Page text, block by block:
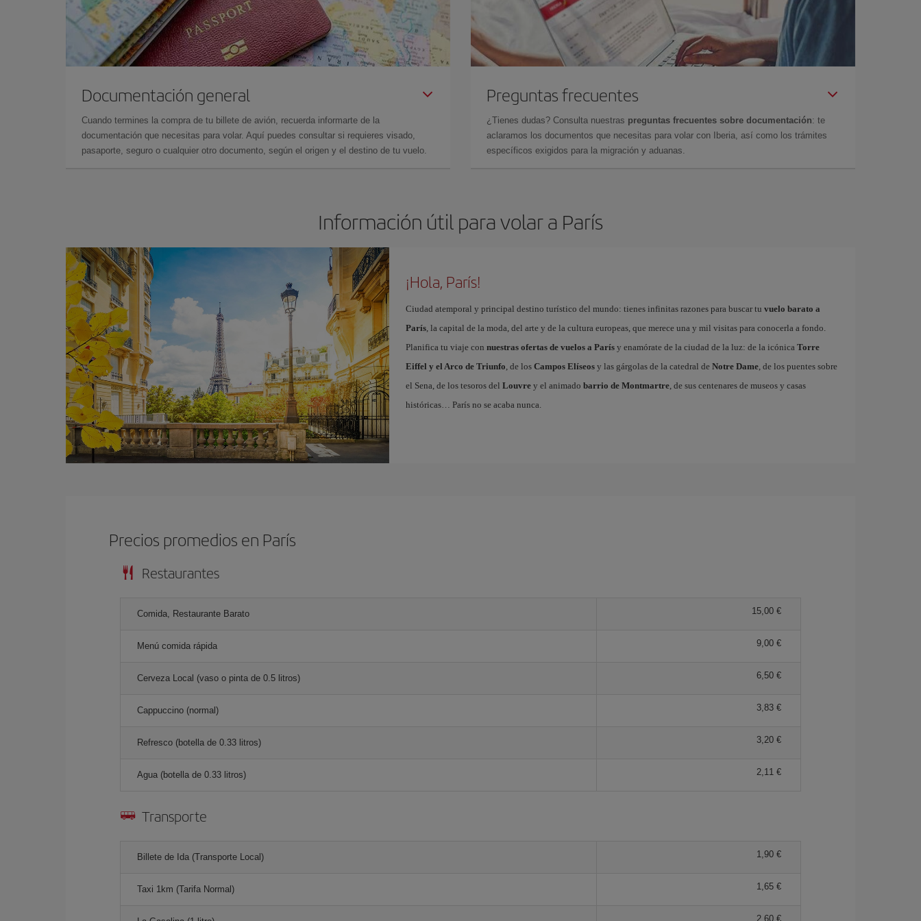
Documentación general
Cuando termines la compra de tu billete de avión, recuerda informarte de la
documentación que necesitas para volar. Aquí puedes consultar si requieres visado,
pasaporte, seguro o cualquier otro documento, según el origen y el destino de tu vuelo.
Preguntas frecuentes
¿Tienes dudas? Consulta nuestras preguntas frecuentes sobre documentación: te
aclaramos los documentos que necesitas para volar con Iberia, así como los trámites
específicos exigidos para la migración y aduanas.
Información útil para volar a París
¡Hola, París!
Ciudad atemporal y principal destino turístico del mundo: tienes infinitas razones para buscar tu vuelo barato a
París, la capital de la moda, del arte y de la cultura europeas, que merece una y mil visitas para conocerla a fondo.
Planifica tu viaje con nuestras ofertas de vuelos a Parísy enamórate de la ciudad de la luz: de la icónica Torre
Eiffel y el Arco de Triunfo, de los Campos Elíseosy las gárgolas de la catedral de Notre Dame, de los puentes sobre
el Sena, de los tesoros del Louvrey el animado barrio de Montmartre, de sus centenares de museos y casas
históricas… París no se acaba nunca.
Precios promedios en París
Restaurantes
Comida, Restaurante Barato 15,00 €
Menú comida rápida 9,00 €
Cerveza Local (vaso o pinta de 0.5 litros) 6,50 €
Cappuccino (normal) 3,83 €
Refresco (botella de 0.33 litros) 3,20 €
Agua (botella de 0.33 litros) 2,11 €
Transporte
Billete de Ida (Transporte Local) 1,90 €
Taxi 1km (Tarifa Normal) 1,65 €
2,60 €